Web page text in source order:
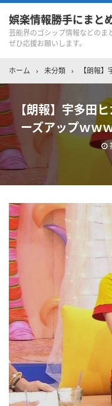
娯楽情報勝手にまと
芸能界のゴシップ情報などのま
ぜひ応援お願いします。
ホーム › 未分類 › 【朗報
【朗報】宇多田
ーズアップｗｗ